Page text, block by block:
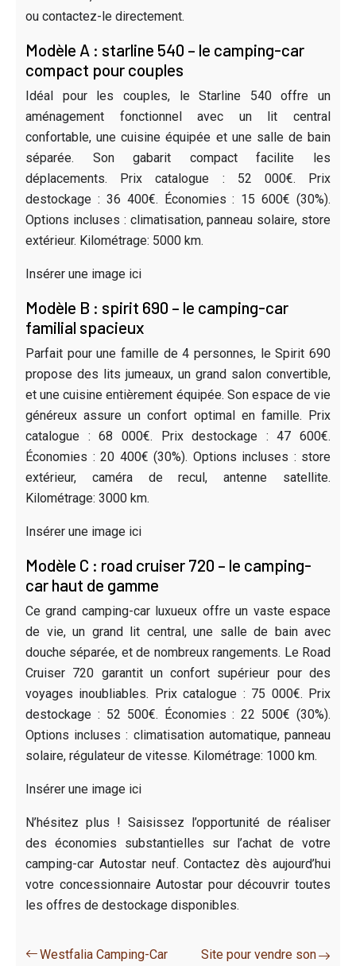
ou contactez-le directement.
Modèle A : starline 540 – le camping-car
compact pour couples
Idéal pour les couples, le Starline 540 offre un
aménagement fonctionnel avec un lit central
confortable, une cuisine équipée et une salle de bain
séparée. Son gabarit compact facilite les
déplacements. Prix catalogue : 52 000€. Prix
destockage : 36 400€. Économies : 15 600€ (30%).
Options incluses : climatisation, panneau solaire, store
extérieur. Kilométrage: 5000 km.
Insérer une image ici
Modèle B : spirit 690 – le camping-car
familial spacieux
Parfait pour une famille de 4 personnes, le Spirit 690
propose des lits jumeaux, un grand salon convertible,
et une cuisine entièrement équipée. Son espace de vie
généreux assure un confort optimal en famille. Prix
catalogue : 68 000€. Prix destockage : 47 600€.
Économies : 20 400€ (30%). Options incluses : store
extérieur, caméra de recul, antenne satellite.
Kilométrage: 3000 km.
Insérer une image ici
Modèle C : road cruiser 720 – le camping-
car haut de gamme
Ce grand camping-car luxueux offre un vaste espace
de vie, un grand lit central, une salle de bain avec
douche séparée, et de nombreux rangements. Le Road
Cruiser 720 garantit un confort supérieur pour des
voyages inoubliables. Prix catalogue : 75 000€. Prix
destockage : 52 500€. Économies : 22 500€ (30%).
Options incluses : climatisation automatique, panneau
solaire, régulateur de vitesse. Kilométrage: 1000 km.
Insérer une image ici
N’hésitez plus ! Saisissez l’opportunité de réaliser
des économies substantielles sur l’achat de votre
camping-car Autostar neuf. Contactez dès aujourd’hui
votre concessionnaire Autostar pour découvrir toutes
les offres de destockage disponibles.
Westfalia Camping-Car
Site pour vendre son